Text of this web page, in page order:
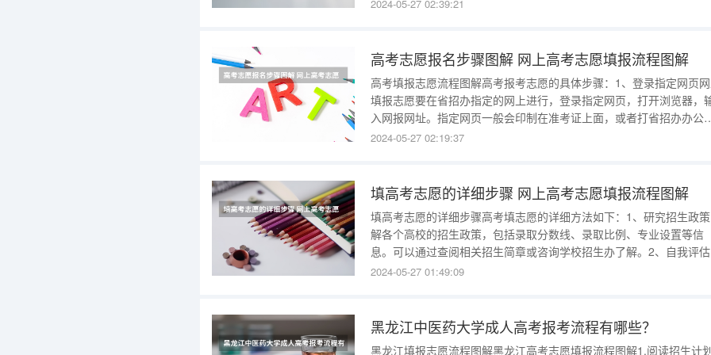
2024-05-27 02:39:21
高考志愿报名步骤图解 网上高考志愿填报流程图解
高考填报志愿流程图解高考报考志愿的具体步骤：1、登录指定网页
填报志愿要在省招办指定的网上进行，登录指定网页，打开浏览器，
入网报网址。指定网页一般会印制在准考证上面，或者打省招办办公
电话咨询。2、输入用户名和密码用户名是考生准考证上的14位报名号
2024-05-27 02:19:37
填高考志愿的详细步骤 网上高考志愿填报流程图解
填高考志愿的详细步骤高考填志愿的详细方法如下：1、研究招生政
解各个高校的招生政策，包括录取分数线、录取比例、专业设置等信
息。可以通过查阅相关招生简章或咨询学校招生办了解。2、自我评
自己的兴趣、爱好、特长和成绩进行全面评估。根据自己的兴趣和优
2024-05-27 01:49:09
黑龙江中医药大学成人高考报考流程有哪些？
黑龙江填报志愿流程图解黑龙江高考志愿填报流程图解1.阅读招生计